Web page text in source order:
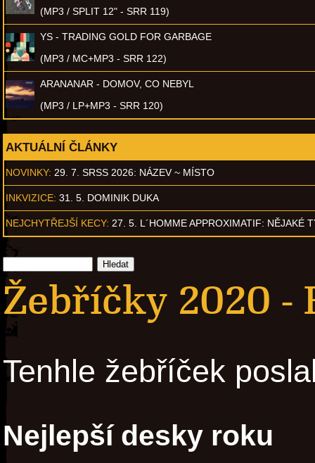
(MP3 / SPLIT 12" - SRR 119)
YS - TRADING GOLD FOR GARBAGE
(MP3 / MC+MP3 - SRR 122)
ARANANAR - DOMOV, CO NEBYL
(MP3 / LP+MP3 - SRR 120)
AKTUÁLNÍ ČLÁNKY
NOVINKY: 29. 7. SRSS 2026: NÁZEV ~ MÍSTO
INKVIZICE: 31. 5. DOMINIK DUKA
NEJCHYTŘEJŠÍ KECY: 27. 5. L´HOMME APPROXIMATIF: NĚJAKÉ
Žebříčky 2020 -
Tenhle žebříček
Nejlepší desky roku